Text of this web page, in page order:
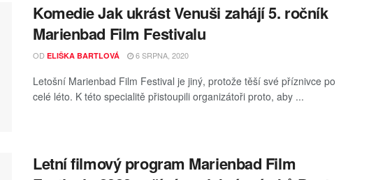
Komedie Jak ukrást Venuši zahájí 5. ročník
Marienbad Film Festivalu
OD ELIŠKA BARTLOVÁ 6 SRPNA, 2020
Letošní Marienbad Film Festival je jiný, protože těší své příznivce po
celé léto. K této specialitě přistoupili organizátoři proto, aby ...
Letní filmový program Marienbad Film